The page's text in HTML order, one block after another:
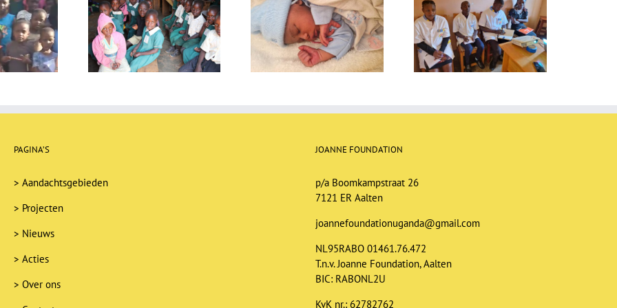
december
2025
Nieuwsbrief juli 2025 Nieuwsbrief maart 2025 Nieuwsbrief juni 2026
PAGINA’S
> Aandachtsgebieden
> Projecten
> Nieuws
> Acties
> Over ons
JOANNE FOUNDATION
p/a Boomkampstraat 26
7121 ER Aalten
joannefoundationuganda@gmail.com
NL95RABO 01461.76.472
T.n.v. Joanne Foundation, Aalten
BIC: RABONL2U
KvK nr.: 62782762